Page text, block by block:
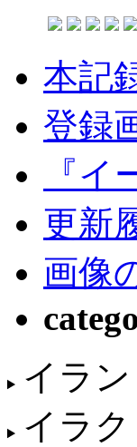
本記
登録
『
更新
画像
イラン
イラク